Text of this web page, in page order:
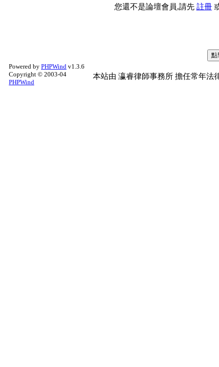
您還不是論壇會員,請先 註冊
Powered by PHPWind v1.3.6
Copyright © 2003-04
PHPWind
本站由 瀛睿律師事務所 擔任常年法